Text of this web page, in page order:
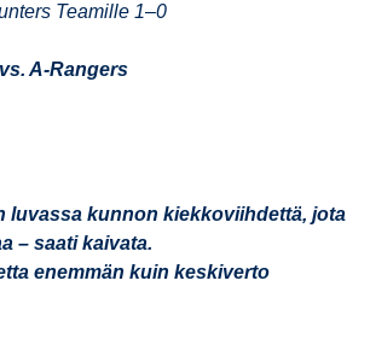
Teamille 1–0
A-Rangers
luvassa kunnon kiekkoviihdettä, jota
– saati kaivata.
enemmän kuin keskiverto